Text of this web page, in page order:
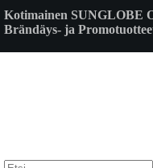
to
content
Kotimainen SUNGLOBE
Brändäys- ja